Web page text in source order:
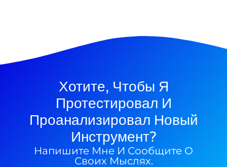
Хотите, Чтобы Я
Протестировал И
Проанализировал Новый
Инструмент?
Напишите Мне И Сообщите О
Своих Мыслях.